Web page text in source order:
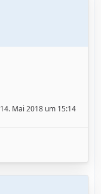
14. Mai 2018 um 15:14